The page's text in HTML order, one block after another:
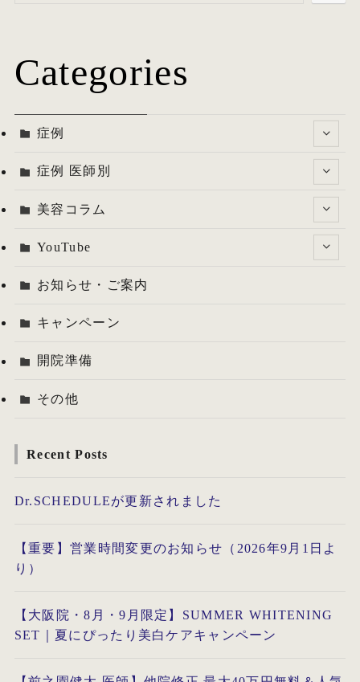
Categories
症例
症例 医師別
美容コラム
YouTube
お知らせ・ご案内
キャンペーン
開院準備
その他
Recent Posts
Dr.SCHEDULEが更新されました
【重要】営業時間変更のお知らせ（2026年9月1日よ
り）
【大阪院・8月・9月限定】SUMMER WHITENING
SET｜夏にぴったり美白ケアキャンペーン